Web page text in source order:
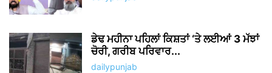
ਡੇਢ ਮਹੀਨਾ ਪਹਿਲਾਂ ਕਿਸ਼ਤਾਂ ‘ਤੇ ਲਈਆਂ 3 ਮੱਝਾਂ
ਚੋਰੀ, ਗਰੀਬ ਪਰਿਵਾਰ...
dailypunjab